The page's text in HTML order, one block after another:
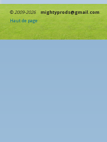
©2009-2026
mightyprods@gmail.com
Haut de page